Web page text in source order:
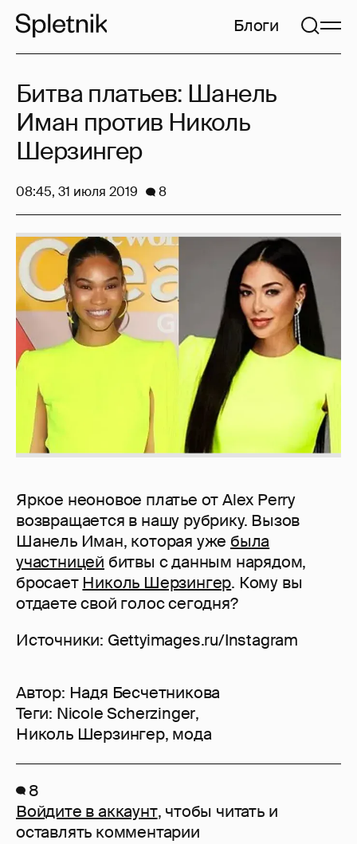
Блоги
Яркое неоновое платье от Alex Perry
возвращается в нашу рубрику. Вызов
Шанель Иман, которая уже была
участницей битвы с данным нарядом,
бросает Николь Шерзингер. Кому вы
отдаете свой голос сегодня?
Источники: Gettyimages.ru/Instagram
Автор: Надя Бесчетникова
Теги: Nicole Scherzinger,
Николь Шерзингер, мода
Битва платьев: Шанель
Иман против Николь
Шерзингер
08:45, 31 июля 2019 8
8
Войдите в аккаунт, чтобы читать и
оставлять комментарии